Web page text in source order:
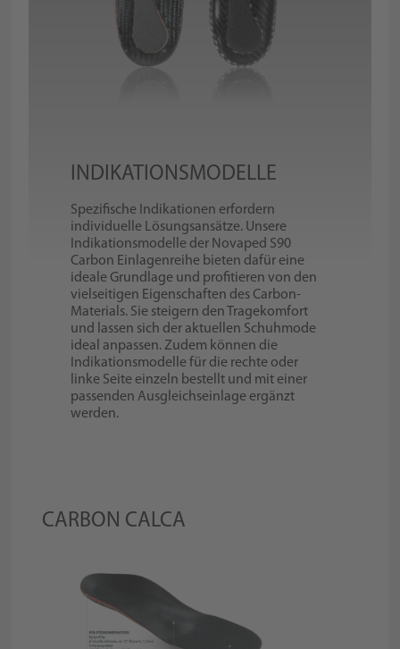
INDIKATIONSMODELLE
Spezifische Indikationen erfordern
individuelle Lösungsansätze. Unsere
Indikationsmodelle der Novaped S90
Carbon Einlagenreihe bieten dafür eine
ideale Grundlage und profitieren von den
vielseitigen Eigenschaften des Carbon-
Materials. Sie steigern den Tragekomfort
und lassen sich der aktuellen Schuhmode
ideal anpassen. Zudem können die
Indikationsmodelle für die rechte oder
linke Seite einzeln bestellt und mit einer
passenden Ausgleichseinlage ergänzt
werden.
CARBON CALCA